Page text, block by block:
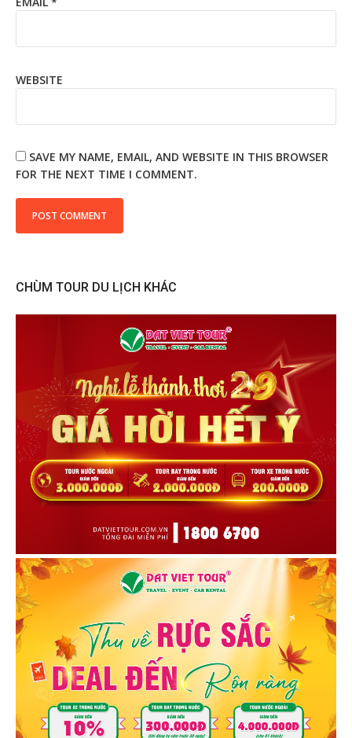
WEBSITE
SAVE MY NAME, EMAIL, AND WEBSITE IN THIS BROWSER
FOR THE NEXT TIME I COMMENT.
CHÙM TOUR DU LỊCH KHÁC